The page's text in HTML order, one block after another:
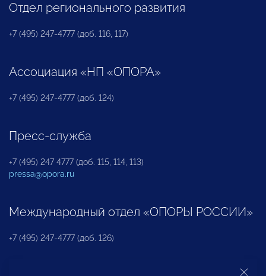
Отдел регионального развития
+7 (495) 247-4777 (доб. 116, 117)
Ассоциация «НП «ОПОРА»
+7 (495) 247-4777 (доб. 124)
Пресс-служба
+7 (495) 247 4777 (доб. 115, 114, 113)
pressa@opora.ru
Международный отдел «ОПОРЫ РОССИИ»
+7 (495) 247-4777 (доб. 126)